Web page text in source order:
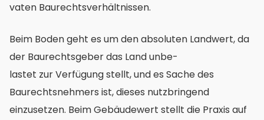
vaten Baurechtsverhältnissen.
Beim Boden geht es um den absoluten Landwert, da
der Baurechtsgeber das Land unbe-
lastet zur Verfügung stellt, und es Sache des
Baurechtsnehmers ist, dieses nutzbringend
einzusetzen. Beim Gebäudewert stellt die Praxis auf